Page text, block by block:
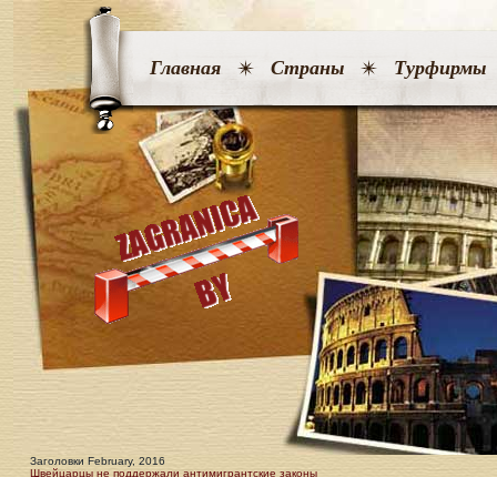
Главная Страны Турфирмы
Заголовки February, 2016
Швейцарцы не поддержали антимигрантские законы